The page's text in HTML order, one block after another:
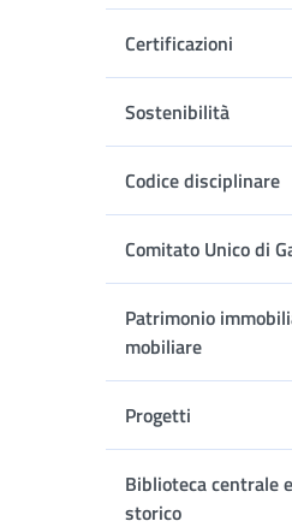
Certificazioni
Sostenibilità
Apri
Codice disciplinare
Comitato Unico di
Patrimonio
mobiliare
Apri
Progetti
Apri
Biblioteca centrale
storico